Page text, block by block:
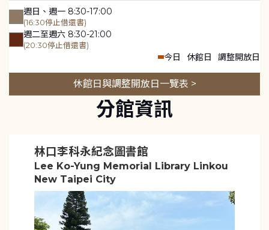
週日、週一 8:30-17:00
(16:30停止借還書)
週二至週六 8:30-21:00
(20:30停止借還書)
今日 休館日 調整開放日
休館日與調整開放日一覽表 >
分館資訊
林口李科永紀念圖書館
Lee Ko-Yung Memorial Library Linkou
New Taipei City